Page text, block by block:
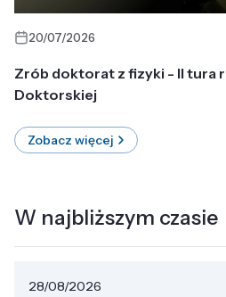
20/07/2026
Zrób doktorat z fizyki - II tura
Doktorskiej
Zobacz więcej
W najbliższym czasie
28/08/2026